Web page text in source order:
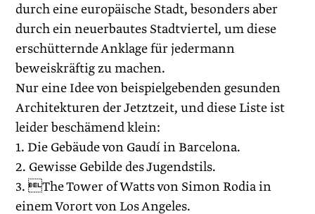
durch eine europäische Stadt, besonders aber
durch ein neuerbautes Stadtviertel, um diese
erschütternde Anklage für jedermann
beweiskräftig zu machen.
Nur eine Idee von beispielgebenden gesunden
Architekturen der Jetztzeit, und diese Liste ist
leider beschämend klein:
1. Die Gebäude von Gaudí in Barcelona.
2. Gewisse Gebilde des Jugendstils.
3. The Tower of Watts von Simon Rodia in
einem Vorort von Los Angeles.